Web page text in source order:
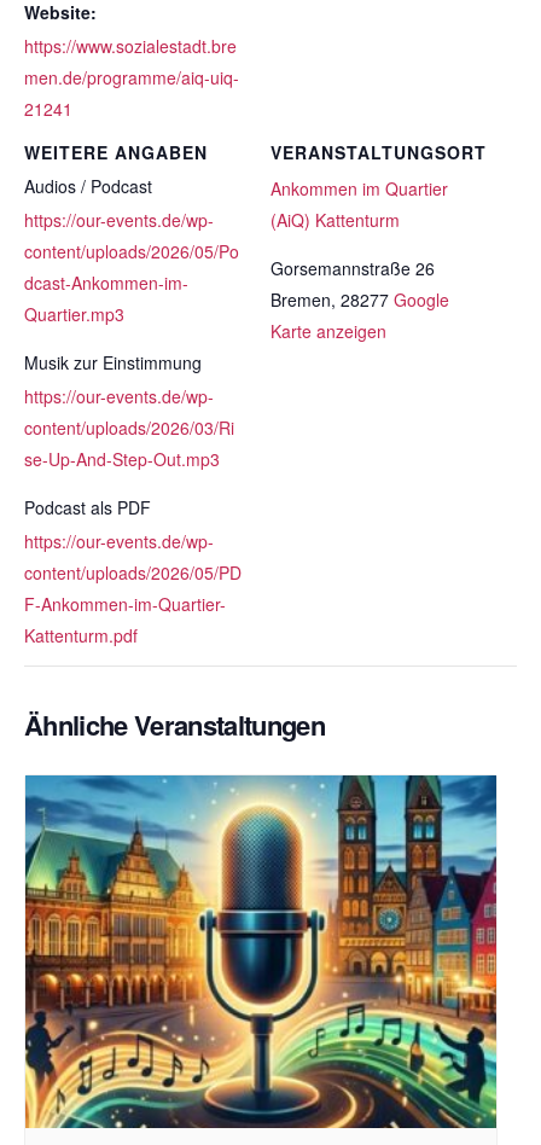
Website:
https://www.sozialestadt.bre
men.de/programme/aiq-uiq-
21241
VERANSTALTUNGSORT
Ankommen im Quartier
(AiQ) Kattenturm
Gorsemannstraße 26
Bremen, 28277 Google
Karte anzeigen
WEITERE ANGABEN
Audios / Podcast
https://our-events.de/wp-
content/uploads/2026/05/Po
dcast-Ankommen-im-
Quartier.mp3
Musik zur Einstimmung
https://our-events.de/wp-
content/uploads/2026/03/Ri
se-Up-And-Step-Out.mp3
Podcast als PDF
https://our-events.de/wp-
content/uploads/2026/05/PD
F-Ankommen-im-Quartier-
Kattenturm.pdf
Ähnliche Veranstaltungen